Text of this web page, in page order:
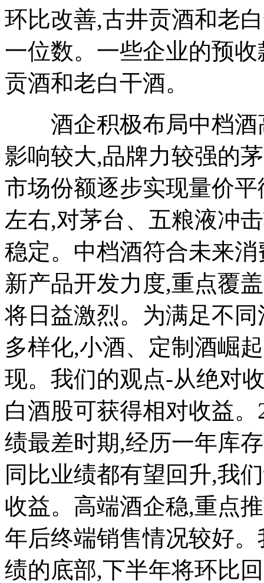
环比改善,古井贡酒和老
一位数。一些企业的预
贡酒和老白干酒。
酒企积极布局中档酒
影响较大,品牌力较强的
市场份额逐步实现量价
左右,对茅台、五粮液冲
稳定。中档酒符合未来
新产品开发力度,重点覆
将日益激烈。为满足不
多样化,小酒、定制酒崛
现。我们的观点-从绝对
白酒股可获得相对收益
绩最差时期,经历一年库
同比业绩都有望回升,我
收益。高端酒企稳,重点
年后终端销售情况较好
绩的底部,下半年将环比